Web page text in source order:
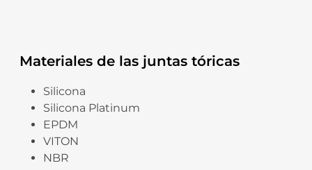
Materiales de las juntas tóricas
Silicona
Silicona Platinum
EPDM
VITON
NBR